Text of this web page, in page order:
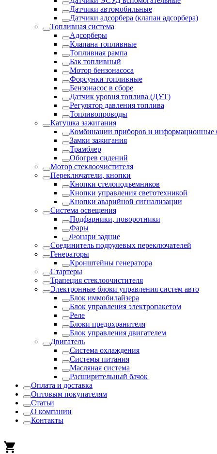
Датчики автомобильные
Датчики адсорбера (клапан адсорбера)
Топливная система
Адсорберы
Клапана топливные
Топливная рампа
Бак топливный
Мотор бензонасоса
Форсунки топливные
Бензонасос в сборе
Датчик уровня топлива (ДУТ)
Регулятор давления топлива
Топливопроводы
Катушка зажигания
Комбинации приборов и информационные
Замки зажигания
Трамблер
Обогрев сидений
Мотор стеклоочистителя
Переключатели, кнопки
Кнопки стелоподъемников
Кнопки управления светотехникой
Кнопки аварийной сигнализации
Система освещения
Подфарники, поворотники
Фары
Фонари задние
Соединитель подрулевых переключателей
Генераторы
Кронштейны генератора
Стартеры
Трапеция стеклоочистителя
Электронные блоки управления систем авто
Блок иммобилайзера
Блок управления электропакетом
Реле
Блоки предохранителя
Блок управления двигателем
Двигатель
Система охлаждения
Системы питания
Масляная система
Расширительный бачок
Оплата и доставка
Оптовым покупателям
Статьи
О компании
Контакты